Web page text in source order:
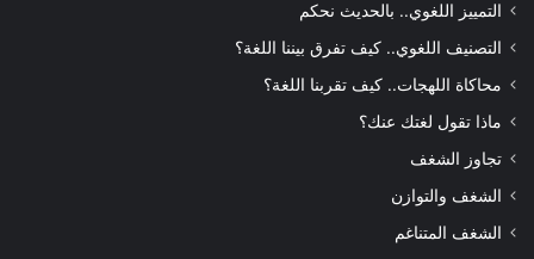
التمييز اللغوي.. بالحديث نحكم
التصنيف اللغوي.. كيف تفرق بيننا اللغة؟
محاكاة اللهجات.. كيف تقربنا اللغة؟
ماذا تقول لغتك عنك؟
تجاوز الشغف
الشغف والتوازن
الشغف المتناغم